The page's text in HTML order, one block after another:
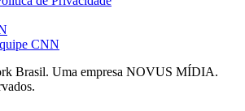
CNN
Brasil. Uma empresa NOVUS MÍDIA.